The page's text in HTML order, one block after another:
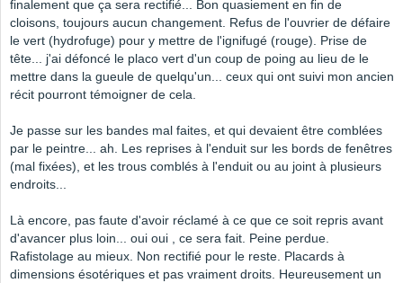
finalement que ça sera rectifié... Bon quasiement en fin de
cloisons, toujours aucun changement. Refus de l'ouvrier de défaire
le vert (hydrofuge) pour y mettre de l'ignifugé (rouge). Prise de
tête... j'ai défoncé le placo vert d'un coup de poing au lieu de le
mettre dans la gueule de quelqu'un... ceux qui ont suivi mon ancien
récit pourront témoigner de cela.
Je passe sur les bandes mal faites, et qui devaient être comblées
par le peintre... ah. Les reprises à l'enduit sur les bords de fenêtres
(mal fixées), et les trous comblés à l'enduit ou au joint à plusieurs
endroits...
Là encore, pas faute d'avoir réclamé à ce que ce soit repris avant
d'avancer plus loin... oui oui , ce sera fait. Peine perdue.
Rafistolage au mieux. Non rectifié pour le reste. Placards à
dimensions ésotériques et pas vraiment droits. Heureusement un